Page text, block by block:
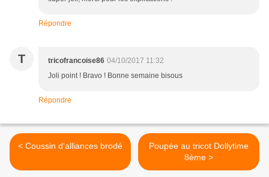
Répondre
T tricofrancoise86 04/10/2017 11:32
Joli point ! Bravo ! Bonne semaine bisous
Répondre
< Coussin d'alliances brodé
Poupée au tricot Dollytime
8ème >